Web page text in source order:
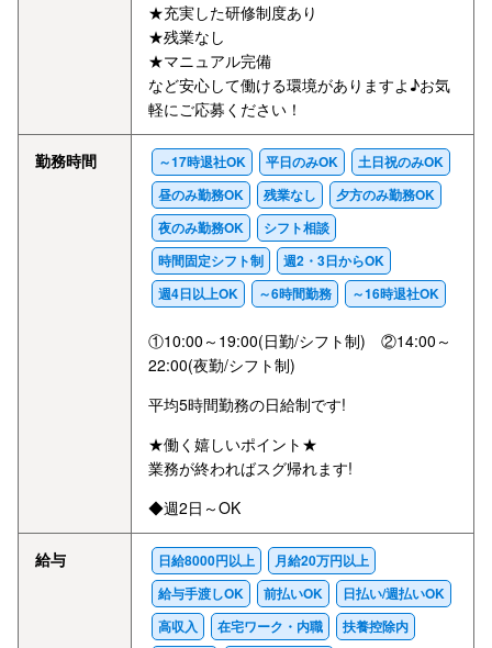
★充実した研修制度あり
★残業なし
★マニュアル完備
など安心して働ける環境がありますよ♪お気
軽にご応募ください！
勤務時間 ～17時退社OK 平日のみOK
土日祝のみOK
昼のみ勤務OK
残業なし
夕方のみ勤務OK
夜のみ勤務OK
シフト相談
時間固定シフト制
週2・3日からOK
週4日以上OK
～6時間勤務 ～16時退社OK
①10:00～19:00(日勤/シフト制) ②14:00～
22:00(夜勤/シフト制)
平均5時間勤務の日給制です!
★働く嬉しいポイント★
業務が終わればスグ帰れます!
◆週2日～OK
給与 日給8000円以上
月給20万円以上
給与手渡しOK
前払いOK
日払い/週払いOK
高収入
在宅ワーク・内職
扶養控除内